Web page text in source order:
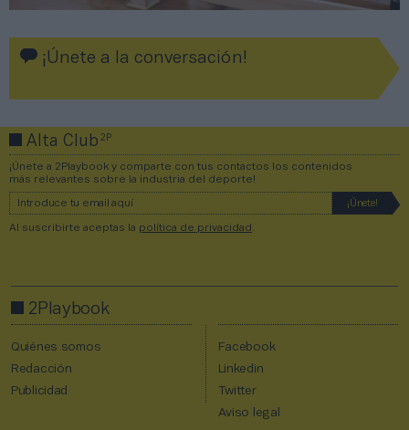
¡Únete a la conversación!
Alta Club2P
¡Únete a 2Playbook y comparte con tus contactos los contenidos
más relevantes sobre la industria del deporte!
Al suscribirte aceptas la política de privacidad .
2Playbook
Quiénes somos
Redacción
Publicidad
Facebook
Linkedin
Twitter
Aviso legal